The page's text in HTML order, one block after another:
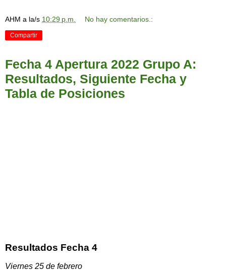
AHM a la/s 10:29 p.m. No hay comentarios.:
Compartir
Fecha 4 Apertura 2022 Grupo A:
Resultados, Siguiente Fecha y
Tabla de Posiciones
Resultados Fecha 4
Viernes 25 de febrero